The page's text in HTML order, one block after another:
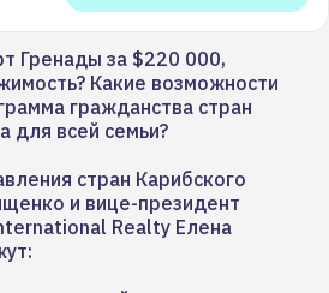
Гренады за $220 000,
Какие возможности
гражданства стран
для всей семьи?
стран Карибского
и вице-президент
Realty Елена